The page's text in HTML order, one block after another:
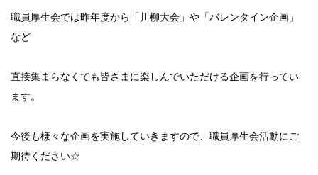
職員厚生会では昨年度から「川柳大会」や「バレンタイン企画」
など
直接集まらなくても皆さまに楽しんでいただける企画を行ってい
ます。
今後も様々な企画を実施していきますので、職員厚生会活動にご
期待ください☆